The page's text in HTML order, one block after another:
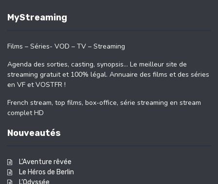
MyStreaming
Films – Séries- VOD – TV – Streaming
Agenda des sorties, casting, synopsis… Le meilleur site de
streaming gratuit et 100% légal. Annuaire des films et des séries
en VF et VOSTFR !
French stream, top films, box-office, série streaming en stream
complet HD
Nouveautés
L’Aventure rêvée
Le Héros de Berlin
L’Odyssée